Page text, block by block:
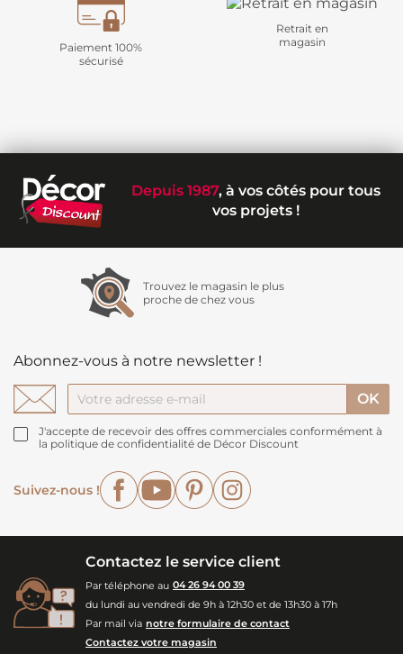
Paiement 100%
sécurisé
Retrait en
magasin
Depuis 1987, à vos côtés pour tous
vos projets !
Trouvez le magasin le plus
proche de chez vous
Abonnez-vous à notre newsletter !
J'accepte de recevoir des offres commerciales conformément à
la politique de confidentialité de Décor Discount
Suivez-nous !
FacebookYouTubePinterest
Contactez le service client
Par téléphone au 04 26 94 00 39
du lundi au vendredi de 9h à 12h30 et de 13h30 à 17h
Par mail via notre formulaire de contact
Contactez votre magasin